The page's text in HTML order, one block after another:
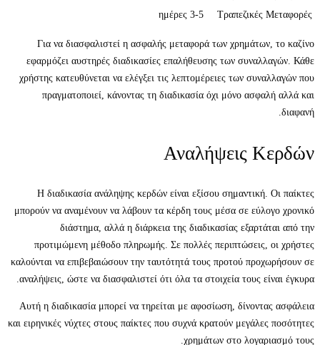
Τραπεζικές Μεταφορές
3-5 ημέρες
Για να διασφαλιστεί η ασφαλής μεταφορά των χρημάτων, το καζίνο
εφαρμόζει αυστηρές διαδικασίες επαλήθευσης των συναλλαγών. Κάθε
χρήστης κατευθύνεται να ελέγξει τις λεπτομέρειες των συναλλαγών που
πραγματοποιεί, κάνοντας τη διαδικασία όχι μόνο ασφαλή αλλά και
διαφανή.
Αναλήψεις Κερδών
Η διαδικασία ανάληψης κερδών είναι εξίσου σημαντική. Οι παίκτες
μπορούν να αναμένουν να λάβουν τα κέρδη τους μέσα σε εύλογο χρονικό
διάστημα, αλλά η διάρκεια της διαδικασίας εξαρτάται από την
προτιμώμενη μέθοδο πληρωμής. Σε πολλές περιπτώσεις, οι χρήστες
καλούνται να επιβεβαιώσουν την ταυτότητά τους προτού προχωρήσουν σε
αναλήψεις, ώστε να διασφαλιστεί ότι όλα τα στοιχεία τους είναι έγκυρα.
Αυτή η διαδικασία μπορεί να τηρείται με αφοσίωση, δίνοντας ασφάλεια
και ειρηνικές νύχτες στους παίκτες που συχνά κρατούν μεγάλες ποσότητες
χρημάτων στο λογαριασμό τους.